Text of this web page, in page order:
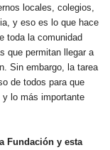
locales, colegios,
y eso es lo que hace
toda la comunidad
que permitan llegar a
Sin embargo, la tarea
de todos para que
lo más importante
Fundación y esta